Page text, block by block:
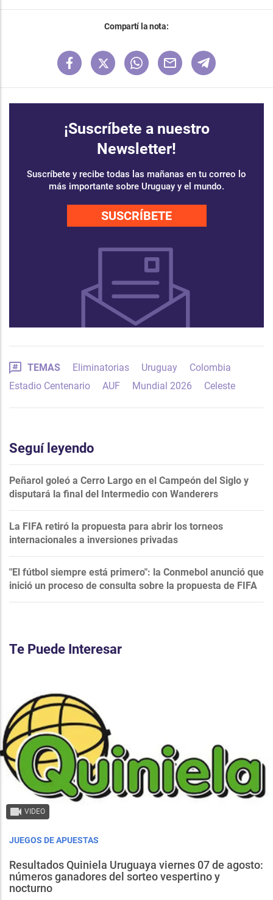
Compartí la nota:
¡Suscríbete a nuestro
Newsletter!
Suscríbete y recibe todas las mañanas en tu correo lo
más importante sobre Uruguay y el mundo.
SUSCRÍBETE
TEMAS Eliminatorias Uruguay
Colombia
Estadio Centenario
AUF Mundial 2026 Celeste
Seguí leyendo
Peñarol goleó a Cerro Largo en el Campeón del Siglo y
disputará la final del Intermedio con Wanderers
La FIFA retiró la propuesta para abrir los torneos
internacionales a inversiones privadas
"El fútbol siempre está primero": la Conmebol anunció que
inició un proceso de consulta sobre la propuesta de FIFA
Te Puede Interesar
VIDEO
JUEGOS DE APUESTAS
Resultados Quiniela Uruguaya viernes 07 de agosto:
números ganadores del sorteo vespertino y
nocturno